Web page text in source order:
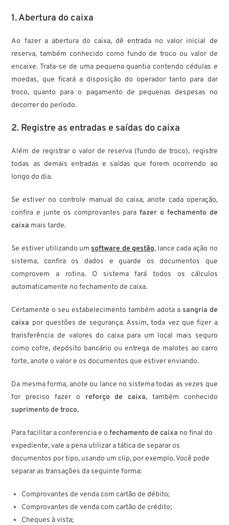
1. Abertura do caixa
Ao fazer a abertura do caixa, dê entrada no valor inicial de
reserva, também conhecido como fundo de troco ou valor de
encaixe. Trata-se de uma pequena quantia contendo cédulas e
moedas, que ficará a disposição do operador tanto para dar
troco, quanto para o pagamento de pequenas despesas no
decorrer do período.
2. Registre as entradas e saídas do caixa
Além de registrar o valor de reserva (fundo de troco), registre
todas as demais entradas e saídas que forem ocorrendo ao
longo do dia.
Se estiver no controle manual do caixa, anote cada operação,
confira e junte os comprovantes parafazer o fechamento de
caixa mais tarde.
Se estiver utilizando umsoftware de gestão, lance cada ação no
sistema, confira os dados e guarde os documentos que
comprovem a rotina. O sistema fará todos os cálculos
automaticamente no fechamento de caixa.
Certamente o seu estabelecimento também adota a sangria de
caixa por questões de segurança. Assim, toda vez que fizer a
transferência de valores do caixa para um local mais seguro
como cofre, depósito bancário ou entrega de malotes ao carro
forte, anote o valor e os documentos que estiver enviando.
Da mesma forma, anote ou lance no sistema todas as vezes que
for preciso fazer o reforço de caixa, também conhecido
suprimento de troco.
Para facilitar a conferencia e ofechamento de caixa no final do
expediente, vale a pena utilizar a tática de separar os
documentos por tipo, usando um clip, por exemplo. Você pode
separar as transações da seguinte forma:
Comprovantes de venda com cartão de débito;
Comprovantes de venda com cartão de crédito;
Cheques à vista;